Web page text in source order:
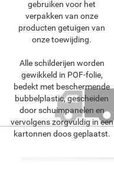
gebruiken voor het
verpakken van onze
producten getuigen van
onze toewijding.
Alle schilderijen worden
gewikkeld in POF-folie,
bedekt met beschermende
bubbelplastic, gescheiden
door schuimpanelen en
vervolgens zorgvuldig in een
kartonnen doos geplaatst.